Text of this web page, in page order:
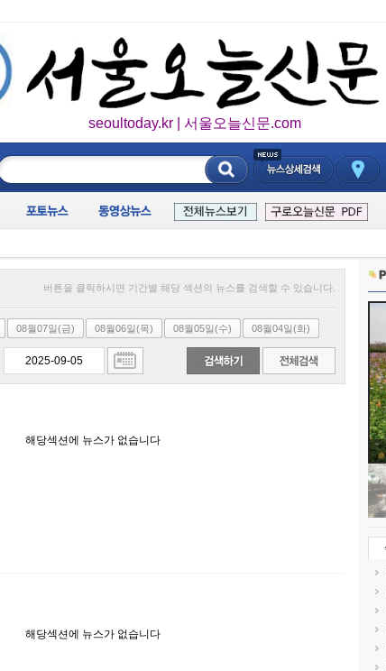
seoultoday.kr | 서울오늘신문.com
버튼을 클릭하시면 기간별 해당 섹션의 뉴스를 검색할 수 있습니다.
08월07일(금) 08월06일(목) 08월05일(수) 08월04일(화)
해당섹션에 뉴스가 없습니다
해당섹션에 뉴스가 없습니다